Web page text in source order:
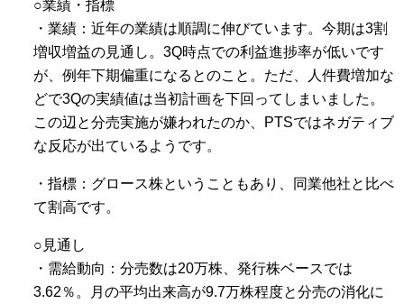
○業績・指標
・業績：近年の業績は順調に伸びています。今期は3割
増収増益の見通し。3Q時点での利益進捗率が低いです
が、例年下期偏重になるとのこと。ただ、人件費増加な
どで3Qの実績値は当初計画を下回ってしまいました。
この辺と分売実施が嫌われたのか、PTSではネガティブ
な反応が出ているようです。
・指標：グロース株ということもあり、同業他社と比べ
て割高です。
○見通し
・需給動向：分売数は20万株、発行株ベースでは
3.62％。月の平均出来高が9.7万株程度と分売の消化に